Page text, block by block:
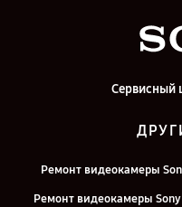
Сервисный
Ремонт видеокамеры
Ремонт видеокамеры